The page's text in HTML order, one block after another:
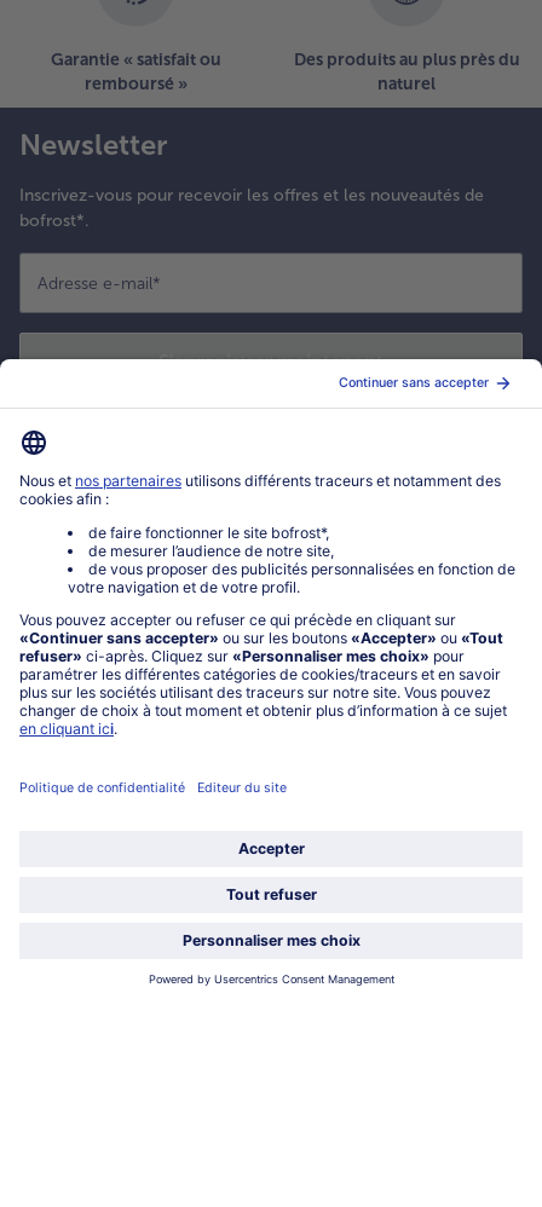
Garantie « satisfait ou
remboursé »
Des produits au plus près du
naturel
Newsletter
Inscrivez-vous pour recevoir les offres et les nouveautés de
bofrost*.
Adresse e-mail*
S'enregistrer maintenant
Mon compte bofrost*
service@bofrost.fr
0801 902 406
Lu-Ve : 9h - 20h (appel non surtaxé)